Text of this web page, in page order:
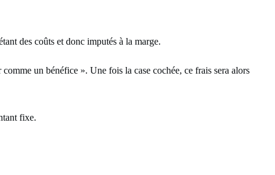
des coûts et donc imputés à la marge.
comme un bénéfice ». Une fois la case cochée, ce frais sera alors
fixe.